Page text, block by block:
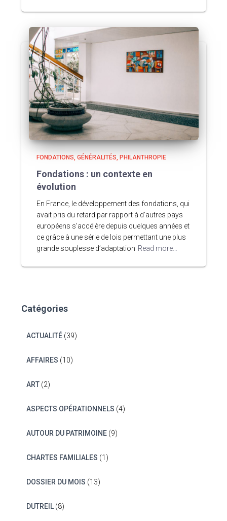
FONDATIONS GÉNÉRALITÉS PHILANTHROPIE
Fondations : un contexte en
évolution
En France, le développement des fondations, qui
avait pris du retard par rapport à d’autres pays
européens s’accélère depuis quelques années et
ce grâce à une série de lois permettant une plus
grande souplesse d’adaptation Read more…
Catégories
ACTUALITÉ(39)
AFFAIRES (10)
ART(2)
ASPECTS OPÉRATIONNELS (4)
AUTOUR DU PATRIMOINE(9)
CHARTES FAMILIALES (1)
DOSSIER DU MOIS (13)
DUTREIL(8)